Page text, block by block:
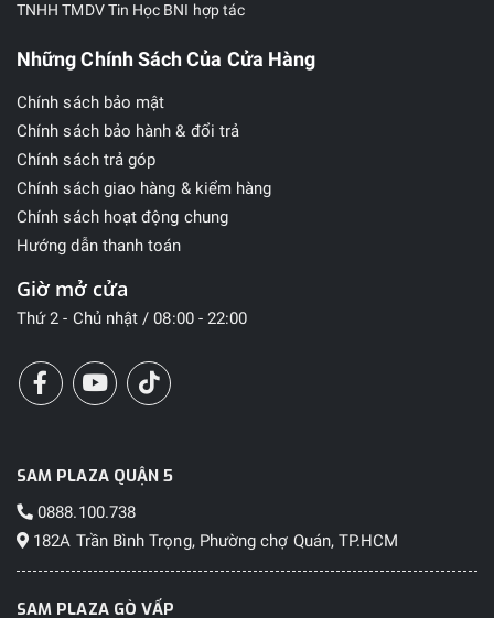
TNHH TMDV Tin Học BNI hợp tác
Những Chính Sách Của Cửa Hàng
Chính sách bảo mật
Chính sách bảo hành & đổi trả
Chính sách trả góp
Chính sách giao hàng & kiểm hàng
Chính sách hoạt động chung
Hướng dẫn thanh toán
Giờ mở cửa
Thứ 2 - Chủ nhật / 08:00 - 22:00
SAM PLAZA QUẬN 5
0888.100.738
182A Trần Bình Trọng, Phường chợ Quán, TP.HCM
SAM PLAZA GÒ VẤP